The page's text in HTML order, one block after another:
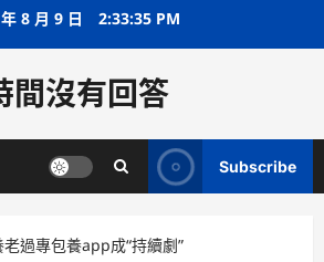
8 月 9 日 2:33:35 PM
間沒有回答
Subscribe
老過專包養app成“持續劇”